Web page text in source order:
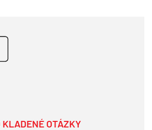
KLADENÉ OTÁZKY